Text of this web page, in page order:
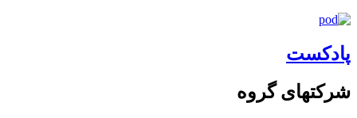
پادکست
شرکتهای گروه